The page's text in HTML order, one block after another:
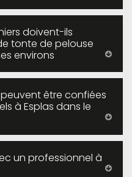
doivent-ils
tonte de pelouse
environs
être confiées
à Esplas dans le
un professionnel à